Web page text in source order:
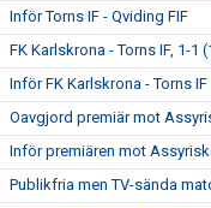
Inför Torns IF - Qviding FIF
FK Karlskrona - Torns IF, 1-1
Inför FK Karlskrona - Torns IF
Oavgjord premiär mot
Inför premiären mot
Publikfria men TV-sända